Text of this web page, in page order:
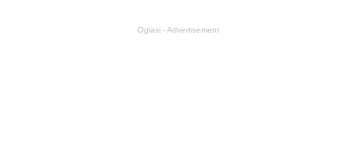
Oglasi - Advertisement